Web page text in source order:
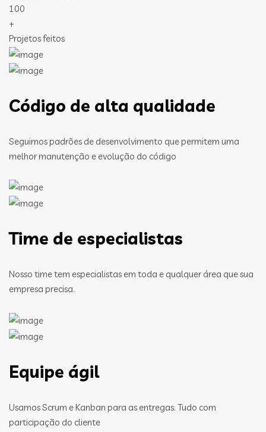
100
+
Projetos feitos
Código de alta qualidade
Seguimos padrões de desenvolvimento que permitem uma
melhor manutenção e evolução do código
Time de especialistas
Nosso time tem especialistas em toda e qualquer área que sua
empresa precisa.
Equipe ágil
Usamos Scrum e Kanban para as entregas. Tudo com
participação do cliente